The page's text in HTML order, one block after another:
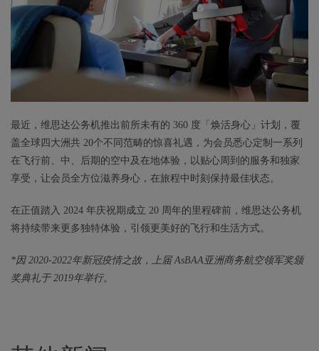
最近，维思达公务机推出前所未有的 360 度「焕活身心」计划，覆
盖全球四大洲共 20个不同范畴的惊喜礼遇，为会员悉心定制一系列
在飞行前、中、后期的空中及在地体验，以贴心周到的服务和独家
享受，让会员全方位滋养身心，在旅程中时刻保持最佳状态。
在正值踏入 2024 年庆祝期成立 20 周年的里程碑前，维思达公务机
将持续带来更多独特体验，引领更美好的飞行和生活方式。
*因 2020-2022年新冠疫情之故，上届 AsBAA亚洲商务航空领军奖颁
奖典礼于 2019年举行。